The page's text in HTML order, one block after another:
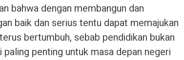
bahwa dengan membangun dan
baik dan serius tentu dapat memajukan
bertumbuh, sebab pendidikan bukan
penting untuk masa depan negeri